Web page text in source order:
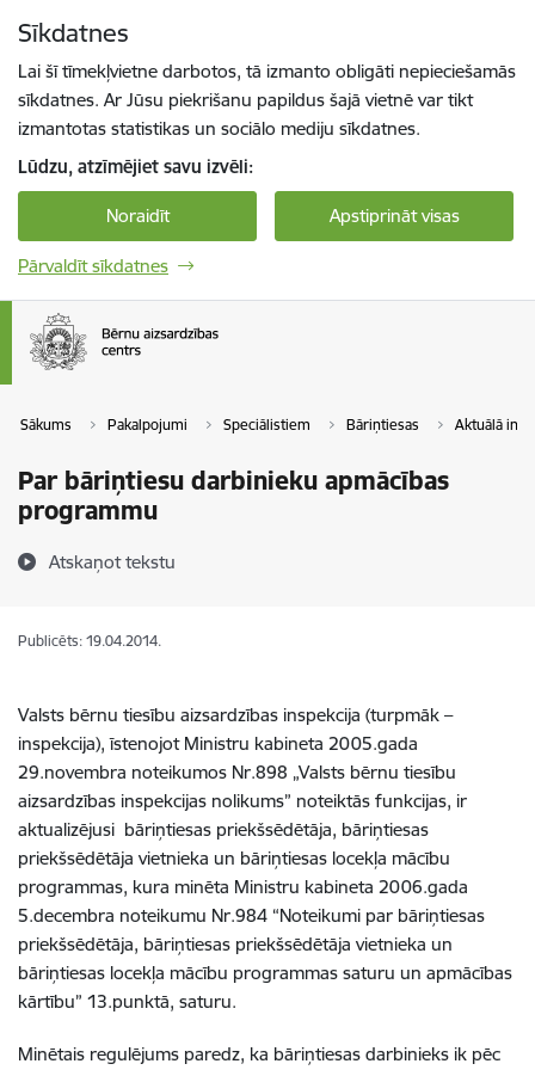
Sīkdatnes
Lai šī tīmekļvietne darbotos, tā izmanto obligāti nepieciešamās
sīkdatnes. Ar Jūsu piekrišanu papildus šajā vietnē var tikt
izmantotas statistikas un sociālo mediju sīkdatnes.
Lūdzu, atzīmējiet savu izvēli:
Noraidīt Apstiprināt visas
Pārvaldīt sīkdatnes
Sākums Pakalpojumi Speciālistiem Bāriņtiesas Aktuālā
Par bāriņtiesu darbinieku apmācības
programmu
Atskaņot tekstu
Publicēts: 19.04.2014.
Valsts bērnu tiesību aizsardzības inspekcija (turpmāk –
inspekcija), īstenojot Ministru kabineta 2005.gada
29.novembra noteikumos Nr.898 „Valsts bērnu tiesību
aizsardzības inspekcijas nolikums” noteiktās funkcijas, ir
aktualizējusi bāriņtiesas priekšsēdētāja, bāriņtiesas
priekšsēdētāja vietnieka un bāriņtiesas locekļa mācību
programmas, kura minēta Ministru kabineta 2006.gada
5.decembra noteikumu Nr.984 “Noteikumi par bāriņtiesas
priekšsēdētāja, bāriņtiesas priekšsēdētāja vietnieka un
bāriņtiesas locekļa mācību programmas saturu un apmācības
kārtību” 13.punktā, saturu.
Minētais regulējums paredz, ka bāriņtiesas darbinieks ik pēc